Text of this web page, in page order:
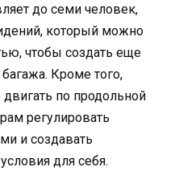
до семи человек,
который можно
чтобы создать еще
Кроме того,
по продольной
регулировать
и создавать
для себя.